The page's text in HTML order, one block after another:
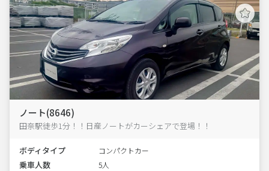
ノート(8646)
田奈駅徒歩1分！！日産ノートがカーシェアで登場！！
ボディタイプ コンパクトカー
乗車人数 5人